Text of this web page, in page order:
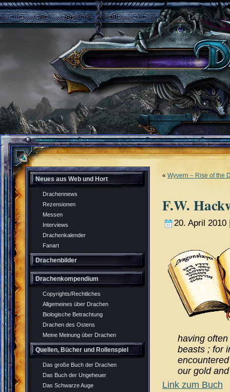
Neues aus Web und Hort
Drachennews
Rezensionen
Messen
Interviews
Drachenkalender
Fanart
Drachenbilder
Drachenkompendium
Copyrights/Rechtliches
Allgemeines über Drachen
Biologische Betrachtung
Drachen des Ostens
Meine Meinung über Drachen
Quellen, Bücher und Rollenspiel
Das große Buch der Drachen
Das Buch der Ungeheuer
Das Schwarze Auge
« Wyvern – Rise of the
F.W.
20. April
having
beasts ; for
our gold
Link zum Buch